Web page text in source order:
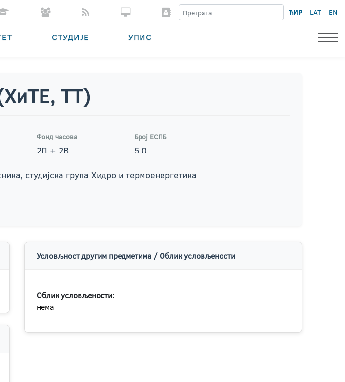
ЋИР LAT EN
СТУДИЈЕ УПИС
TT)
Фонд часова
2П + 2В
Број ЕСПБ
5.0
студијска група Хидро и термоенергетика
Условљност другим предметима / Облик условљености
Облик условљености:
нема